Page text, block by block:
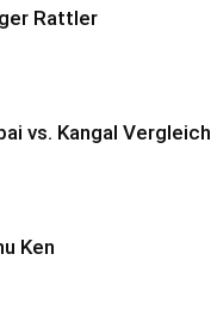
Rattler
vs. Kangal Vergleich
Ken